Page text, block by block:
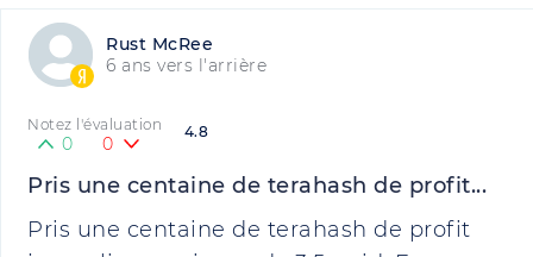
Rust McRee
6 ans vers l'arrière
4.8
Notez l'évaluation
0 0
Pris une centaine de terahash de profit...
Pris une centaine de terahash de profit